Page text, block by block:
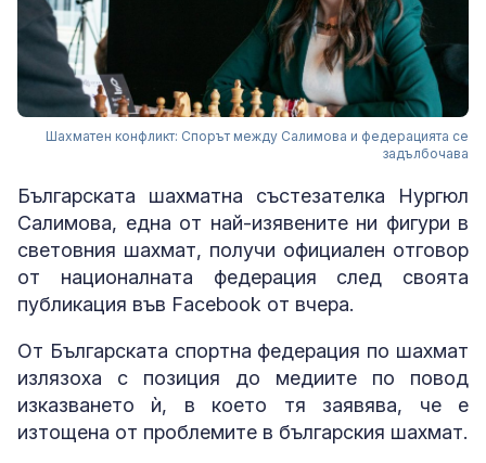
Шахматен конфликт: Спорът между Салимова и федерацията се
задълбочава
Българската шахматна състезателка Нургюл
Салимова, една от най-изявените ни фигури в
световния шахмат, получи официален отговор
от националната федерация след своята
публикация във Facebook от вчера.
От Българската спортна федерация по шахмат
излязоха с позиция до медиите по повод
изказването ѝ, в което тя заявява, че е
изтощена от проблемите в българския шахмат.